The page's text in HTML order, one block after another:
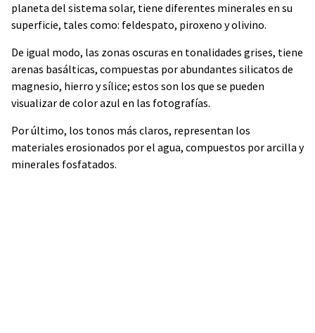
planeta del sistema solar, tiene diferentes minerales en su
superficie, tales como: feldespato, piroxeno y olivino.
De igual modo, las zonas oscuras en tonalidades grises, tiene
arenas basálticas, compuestas por abundantes silicatos de
magnesio, hierro y sílice; estos son los que se pueden
visualizar de color azul en las fotografías.
Por último, los tonos más claros, representan los
materiales erosionados por el agua, compuestos por arcilla y
minerales fosfatados.